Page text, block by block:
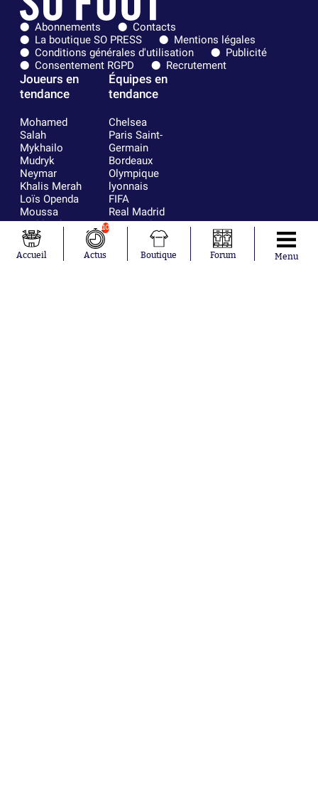
Abonnements
Contacts
La boutique SO PRESS
Mentions légales
Conditions générales d'utilisation
Publicité
Consentement RGPD
Recrutement
Joueurs en
tendance
Mohamed
Salah
Mykhailo
Mudryk
Neymar
Khalis Merah
Loïs Openda
Moussa
Niakhaté
Nicolás
Tagliafico
Pavel Šulc
Équipes en
tendance
Chelsea
Paris Saint-
Germain
Bordeaux
Olympique
lyonnais
FIFA
Real Madrid
RC Strasbourg
AC Milan
RC Lens
Accueil
10
Actus Boutique Forum Menu